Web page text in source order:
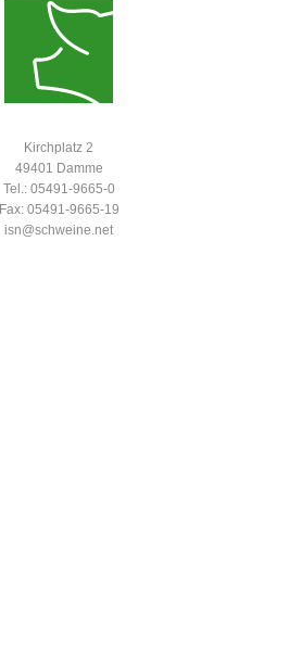
Kirchplatz 2
49401 Damme
Tel.: 05491-9665-0
Fax: 05491-9665-19
isn@schweine.net